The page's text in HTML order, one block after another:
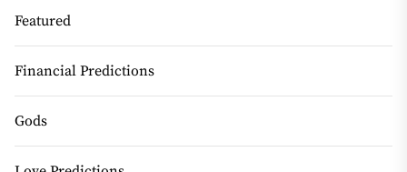
Featured
Financial Predictions
Gods